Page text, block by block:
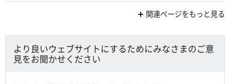
関連ページをもっと見る
より良いウェブサイトにするためにみなさまのご意
見をお聞かせください